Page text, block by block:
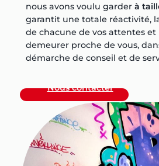
nous avons voulu garder à
garantit une totale réactivité,
de chacune de vos attentes
demeurer proche de vous,
démarche de conseil et de
Nous contacter